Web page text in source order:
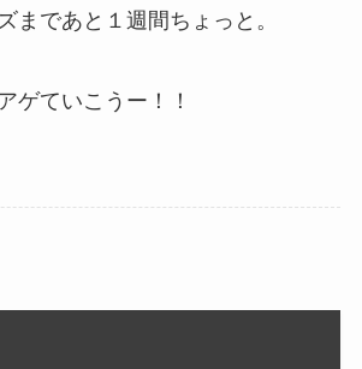
まであと１週間ちょっと。
ゲていこうー！！